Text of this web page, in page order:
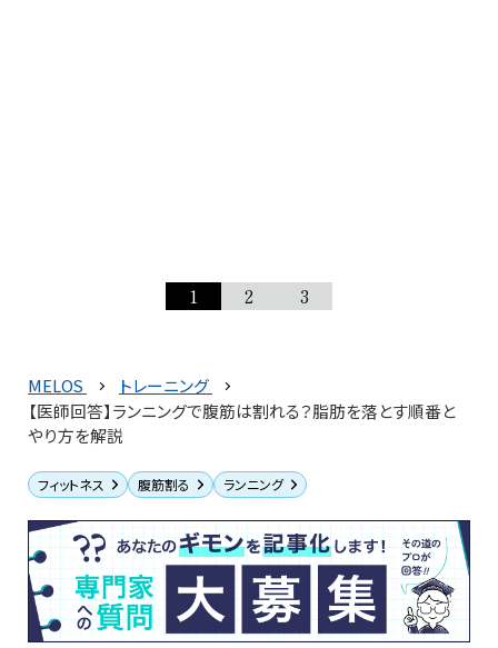
1 2 3
MELOS
トレーニング
【医師回答】ランニングで腹筋は割れる？脂肪を落とす順番と
やり方を解説
フィットネス 腹筋割る ランニング